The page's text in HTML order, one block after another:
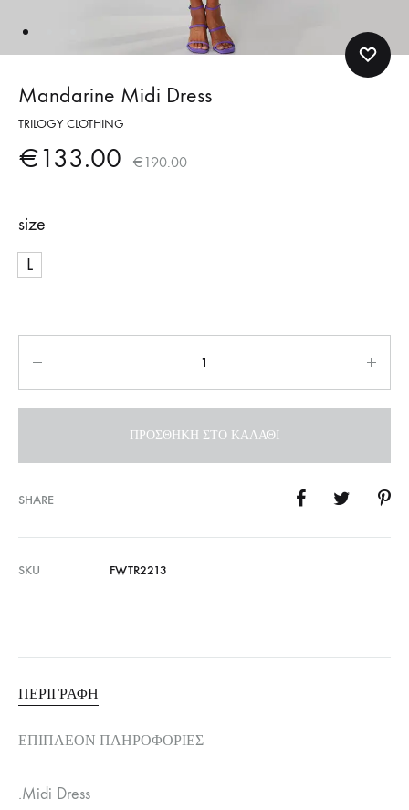
Mandarine Midi Dress
TRILOGY CLOTHING
€133.00 €190.00
size
L
ΠΡΟΣΘΉΚΗ ΣΤΟ ΚΑΛΆΘΙ
SHARE
SKU FWTR2213
ΠΕΡΙΓΡΑΦΉ
ΕΠΙΠΛΈΟΝ ΠΛΗΡΟΦΟΡΊΕΣ
.Midi Dress